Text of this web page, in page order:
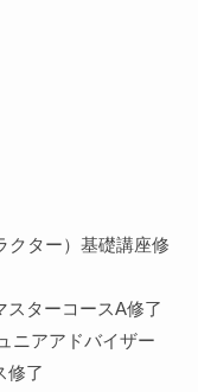
クター）基礎講座修
スターコースA修了
ニアアドバイザー
修了